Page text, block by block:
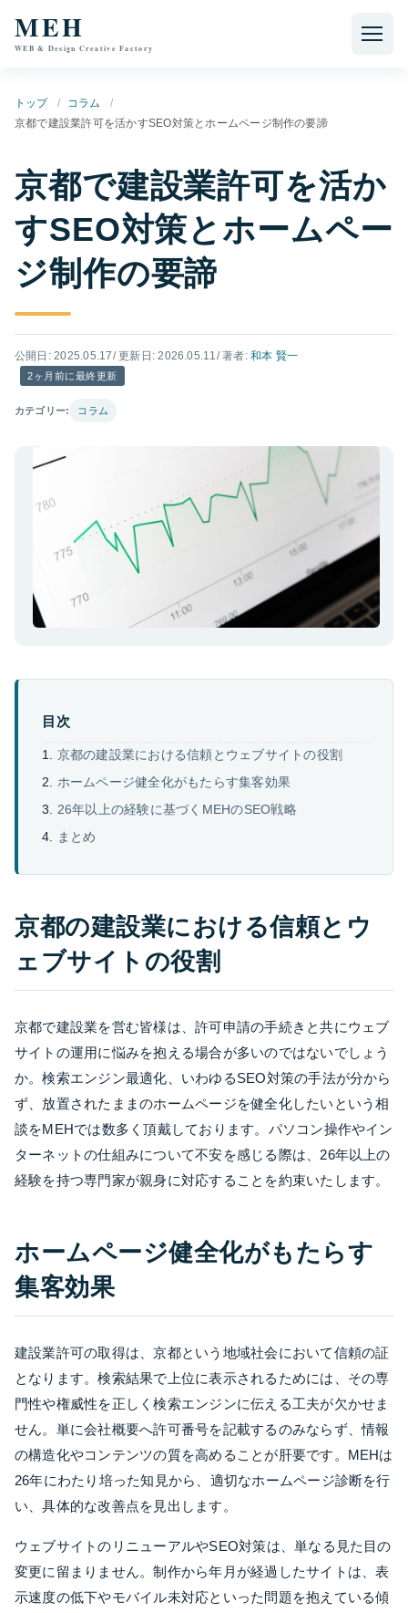
MEH
WEB & Design Creative Factory
トップ
コラム
京都で建設業許可を活かすSEO対策とホームページ制作の要諦
京都で建設業許可を活か
すSEO対策とホームペー
ジ制作の要諦
公開日: 2025.05.17/ 更新日: 2026.05.11/ 著者:和本 賢一
2ヶ月前に最終更新
カテゴリー: コラム
目次
京都の建設業における信頼とウェブサイトの役割
ホームページ健全化がもたらす集客効果
26年以上の経験に基づくMEHのSEO戦略
まとめ
京都の建設業における信頼とウ
ェブサイトの役割
京都で建設業を営む皆様は、許可申請の手続きと共にウェブ
サイトの運用に悩みを抱える場合が多いのではないでしょう
か。検索エンジン最適化、いわゆるSEO対策の手法が分から
ず、放置されたままのホームページを健全化したいという相
談をMEHでは数多く頂戴しております。パソコン操作やイン
ターネットの仕組みについて不安を感じる際は、26年以上の
経験を持つ専門家が親身に対応することを約束いたします。
ホームページ健全化がもたらす
集客効果
建設業許可の取得は、京都という地域社会において信頼の証
となります。検索結果で上位に表示されるためには、その専
門性や権威性を正しく検索エンジンに伝える工夫が欠かせま
せん。単に会社概要へ許可番号を記載するのみならず、情報
の構造化やコンテンツの質を高めることが肝要です。MEHは
26年にわたり培った知見から、適切なホームページ診断を行
い、具体的な改善点を見出します。
ウェブサイトのリニューアルやSEO対策は、単なる見た目の
変更に留まりません。制作から年月が経過したサイトは、表
示速度の低下やモバイル未対応といった問題を抱えている傾